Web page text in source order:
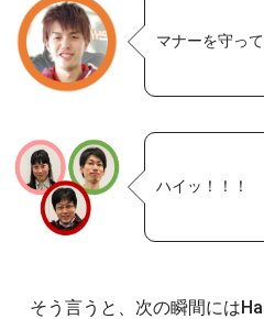
マナーを守っ
ハイッ！！！
そう言うと、次の瞬間には